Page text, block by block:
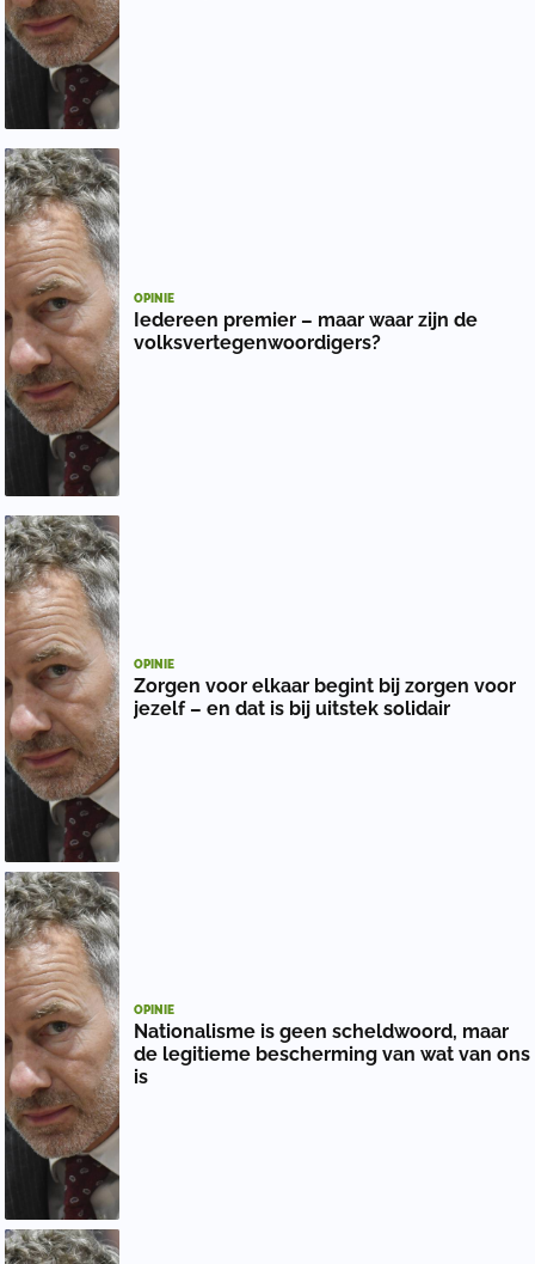
OPINIE
Iedereen premier – maar waar zijn de
volksvertegenwoordigers?
OPINIE
Zorgen voor elkaar begint bij zorgen voor
jezelf – en dat is bij uitstek solidair
OPINIE
Nationalisme is geen scheldwoord, maar
de legitieme bescherming van wat van ons
is